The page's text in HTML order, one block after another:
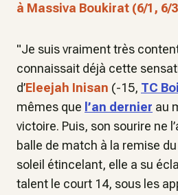
à Massiva Boukirat (6/1, 6/
"Je suis vraiment très
connaissait déjà cette
d’Eleejah Inisan (-15, TC
mêmes que l’an dernier au
victoire. Puis, son sourire ne
balle de match à la remise
soleil étincelant, elle a su
talent le court 14, sous les